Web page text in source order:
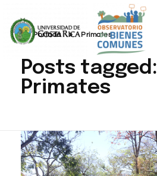
Portada » Primates
Posts tagged:
Primates